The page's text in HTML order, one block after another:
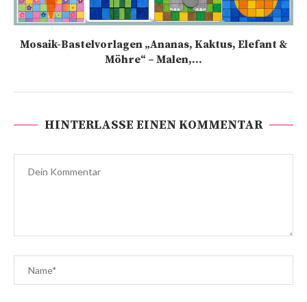
Mosaik-Bastelvorlagen „Ananas, Kaktus, Elefant &
Möhre“ – Malen,...
HINTERLASSE EINEN KOMMENTAR